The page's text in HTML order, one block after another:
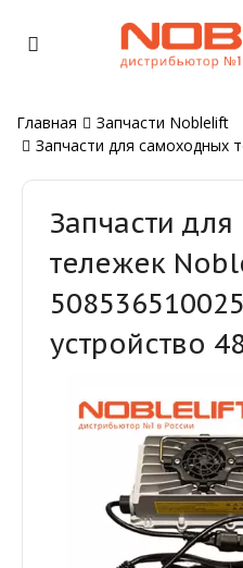
Главная
Запчасти Noblelift
Запчасти для самоходных
Запчасти
тележек
устройство